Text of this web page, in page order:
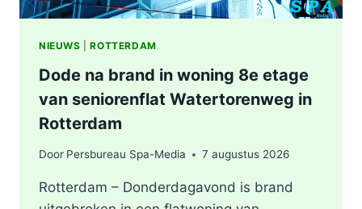
NIEUWS |ROTTERDAM
Dode na brand in woning 8e etage
van seniorenflat Watertorenweg in
Rotterdam
Door Persbureau Spa-Media 7 augustus 2026
Rotterdam – Donderdagavond is brand